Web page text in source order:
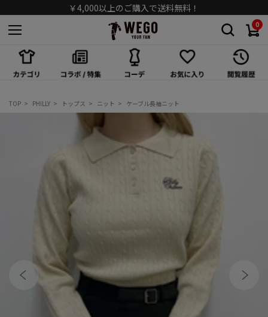
￥4,000以上のご購入で送料無料！
0
ワンピース/オールインワン
ソックス
アクセサリー
マフラー/ストール
推し活グッズ
TOP PHILLY トップス ニット ケーブル長袖ニット